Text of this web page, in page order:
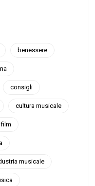
benessere
consigli
cultura musicale
film
musicale